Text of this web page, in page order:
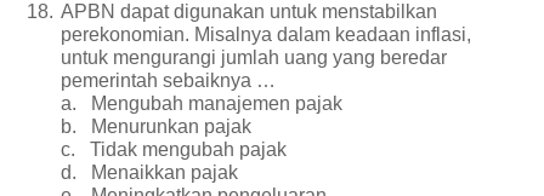
18. APBN dapat digunakan untuk menstabilkan
perekonomian. Misalnya dalam keadaan inflasi,
untuk mengurangi jumlah uang yang beredar
pemerintah sebaiknya …
a.
Mengubah manajemen pajak
b.
Menurunkan pajak
c.
Tidak mengubah pajak
d.
Menaikkan pajak